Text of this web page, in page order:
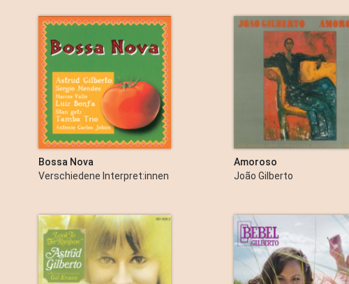
Bossa Nova
Verschiedene Interpret:innen
Amoroso
João Gilberto